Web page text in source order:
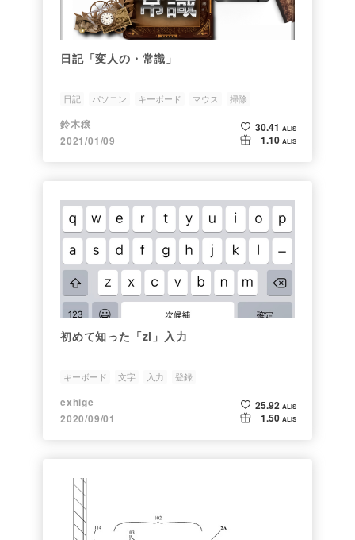
日記「変人の・常識」
日記 パソコン キーボード マウス 掃除
鈴木穣
2021/01/09
30.41 ALIS
1.10 ALIS
初めて知った「zl」入力
キーボード 文字 入力 登録
exhige
2020/09/01
25.92 ALIS
1.50 ALIS